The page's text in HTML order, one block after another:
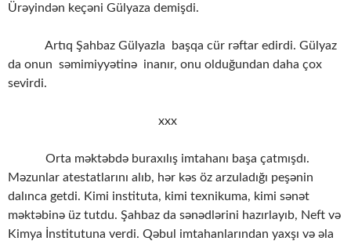
Ürəyindən keçəni Gülyaza demişdi.
Artıq Şahbaz Gülyazla başqa cür rəftar edirdi. Gülyaz
da onun səmimiyyətinə inanır, onu olduğundan daha çox
sevirdi.
xxx
Orta məktəbdə buraxılış imtahanı başa çatmışdı.
Məzunlar atestatlarını alıb, hər kəs öz arzuladığı peşənin
dalınca getdi. Kimi instituta, kimi texnikuma, kimi sənət
məktəbinə üz tutdu. Şahbaz da sənədlərini hazırlayıb, Neft və
Kimya İnstitutuna verdi. Qəbul imtahanlarından yaxşı və əla